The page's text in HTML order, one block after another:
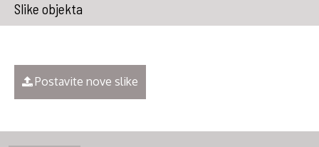
Slike objekta
Postavite nove slike